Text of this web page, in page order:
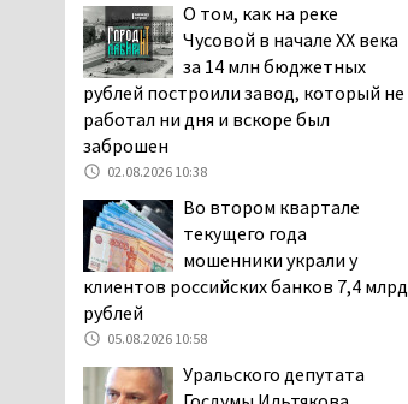
рублей
05.08.2026 10:58
Жителей центра Нижнего
Тагила напугала система
заложенной бомбе
«Выезжать на круговое
движение здесь очень
опасно: машин, которые
надо пропускать, почти не видно».
Тагильчане пожаловались на плохой
на перекрёстке улиц Серова и
О том, как на реке
Чусовой в начале XX века
за 14 млн бюджетных
рублей построили завод, который не
работал ни дня и вскоре был
заброшен
02.08.2026 10:38
Во втором квартале
текущего года
мошенники украли у
клиентов российских банков 7,4 млрд
рублей
05.08.2026 10:58
Уральского депутата